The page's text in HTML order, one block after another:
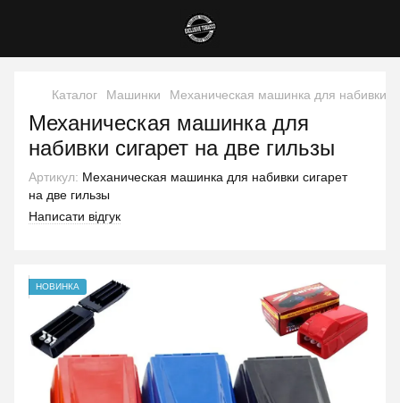
Каталог Машинки Механическая машинка для набивки
Механическая машинка для
набивки сигарет на две гильзы
Артикул: Механическая машинка для набивки сигарет
на две гильзы
Написати відгук
НОВИНКА